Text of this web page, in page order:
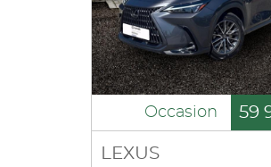
Occasion 59
LEXUS